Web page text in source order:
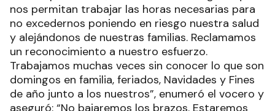
nos permitan trabajar las horas necesarias para
no excedernos poniendo en riesgo nuestra salud
y alejándonos de nuestras familias. Reclamamos
un reconocimiento a nuestro esfuerzo.
Trabajamos muchas veces sin conocer lo que son
domingos en familia, feriados, Navidades y Fines
de año junto a los nuestros”, enumeró el vocero y
aseguró: “No bajaremos los brazos. Estaremos